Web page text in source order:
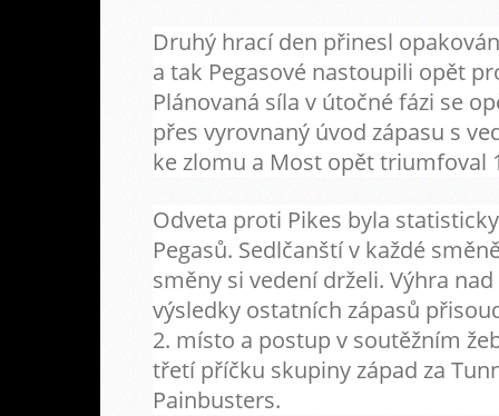
Druhý hrací den přinesl
a tak Pegasové nastoupili opět
Plánovaná síla v útočné fázi se
přes vyrovnaný úvod zápasu s
ke zlomu a Most opět triumfoval
Odveta proti Pikes byla
Pegasů. Sedlčanští v každé
směny si vedení drželi. Výhra nad
výsledky ostatních zápasů
2. místo a postup v soutěžním
třetí příčku skupiny západ za
Painbusters.